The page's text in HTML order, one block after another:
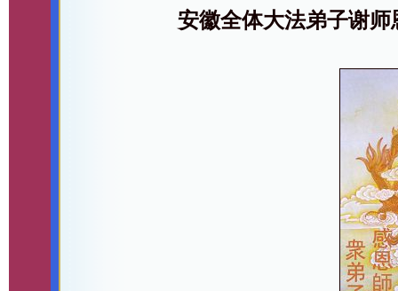
安徽全体大法弟子谢